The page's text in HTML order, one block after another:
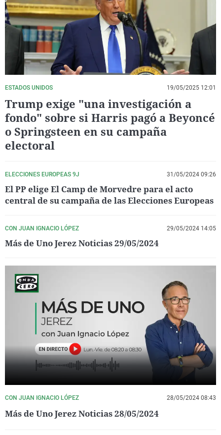
La rosa de los vientos
Gente viajera
Como el perro y el
Caso
Retornados
Equipo de
Operación Viuda
Extremadura
Galicia
La Rioja
Navarra
País Vasco
Virales
Televisión
Elecciones
ESTADOS UNIDOS 19/05/2025 12:01
Trump exige "una investigación a
fondo" sobre si Harris pagó a Beyoncé
o Springsteen en su campaña
electoral
ELECCIONES EUROPEAS 9J 31/05/2024 09:26
El PP elige El Camp de Morvedre para el acto
central de su campaña de las Elecciones Europeas
CON JUAN IGNACIO LÓPEZ 29/05/2024 14:05
Más de Uno Jerez Noticias 29/05/2024
CON JUAN IGNACIO LÓPEZ 28/05/2024 08:43
Más de Uno Jerez Noticias 28/05/2024